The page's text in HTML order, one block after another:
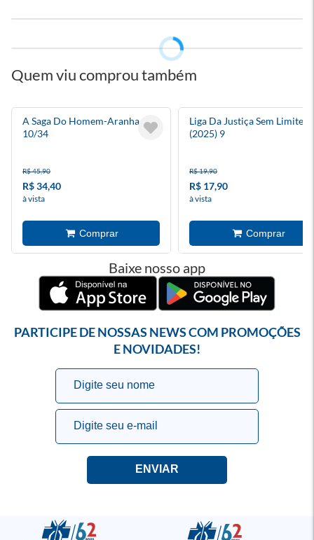
Quem viu comprou também
A Saga Do Homem-Aranha
10/34
R$ 45,90
R$ 34,40
à vista
Liga Da Justiça Sem Limites
(2025) 9
R$ 19,90
R$ 17,90
à vista
Baixe nosso app
PARTICIPE DE NOSSAS NEWS COM PROMOÇÕES
E NOVIDADES!